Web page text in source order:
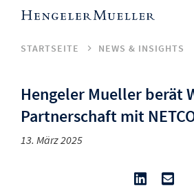
STARTSEITE NEWS & INSIGHTS
Hengeler Mueller berät
Partnerschaft mit
13. März 2025